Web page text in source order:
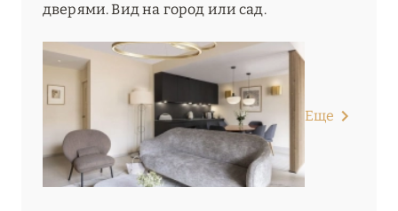
дверями. Вид на город или сад.
Еще